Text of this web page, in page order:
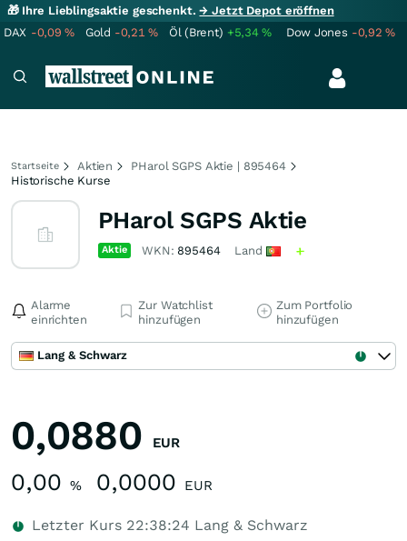
🎁 Ihre Lieblingsaktie geschenkt.→ Jetzt Depot eröffnen
DAX -0,09% Gold -0,21% Öl (Brent) +5,34% Dow Jones -0,92%
Startseite Aktien
PHarol SGPS Aktie | 895464
Historische Kurse
PHarol SGPS Aktie
Aktie WKN: 895464 Land
Alarme
einrichten
Zur Watchlist
hinzufügen
Zum Portfolio
hinzufügen
Lang & Schwarz
0,0880 EUR
0,00 % 0,0000 EUR
Letzter Kurs 22:38:24 Lang & Schwarz